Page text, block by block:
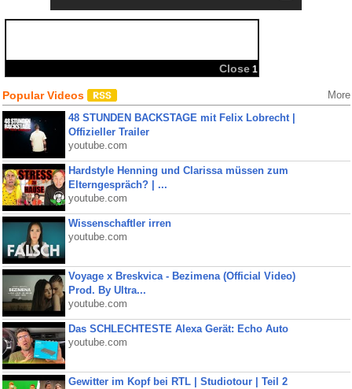
Share:
Popular Videos More
48 STUNDEN BACKSTAGE mit Felix Lobrecht |
Offizieller Trailer
youtube.com
Hardstyle Henning und Clarissa müssen zum
Elterngespräch? | ...
youtube.com
Wissenschaftler irren
youtube.com
Voyage x Breskvica - Bezimena (Official Video)
Prod. By Ultra...
youtube.com
Das SCHLECHTESTE Alexa Gerät: Echo Auto
youtube.com
Gewitter im Kopf bei RTL | Studiotour | Teil 2